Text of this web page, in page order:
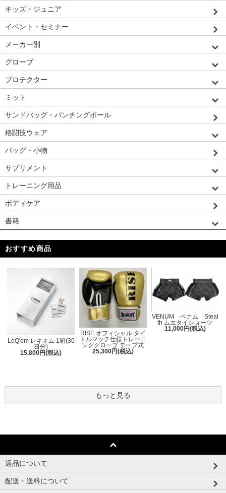
キッズ・ジュニア
イベント・セミナー
メーカー別
グローブ
プロテクター
ミット
サンドバッグ・パンチングボール
格闘技ウェア
バッグ・小物
サプリメント
トレーニング用品
ボディケア
書籍
おすすめ商品
LeQ'om レキオム 1箱(30
日分)
15,800円(税込)
RISE オフィシャル タイ
トルマッチ仕様トレーニ
ンググローブ テープ式
25,300円(税込)
VENUM ベナム Steal
th ムエタイショーツ
11,000円(税込)
もっと見る
返品について
配送・送料について